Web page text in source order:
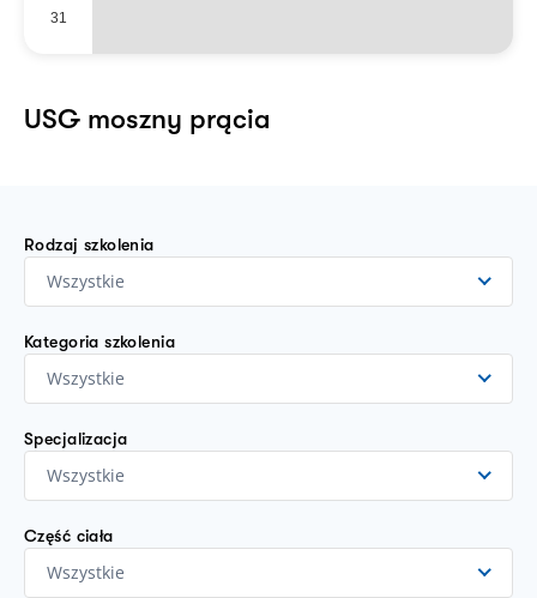
31
USG moszny prącia
Rodzaj szkolenia
Wszystkie
Kategoria szkolenia
Wszystkie
Specjalizacja
Wszystkie
Część ciała
Wszystkie